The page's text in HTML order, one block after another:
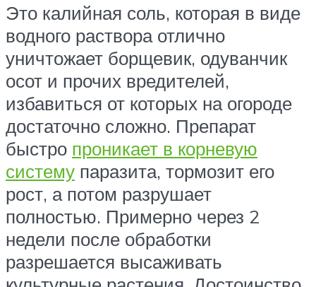
Это калийная соль, которая в виде
водного раствора отлично
уничтожает борщевик, одуванчик
осот и прочих вредителей,
избавиться от которых на огороде
достаточно сложно. Препарат
быстро проникает в корневую
систему паразита, тормозит его
рост, а потом разрушает
полностью. Примерно через 2
недели после обработки
разрешается высаживать